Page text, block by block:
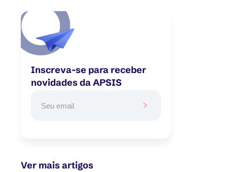
Inscreva-se para receber
novidades da APSIS
Ver mais artigos